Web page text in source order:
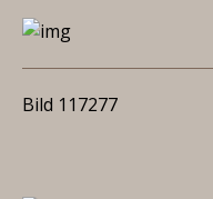
Bild 117277